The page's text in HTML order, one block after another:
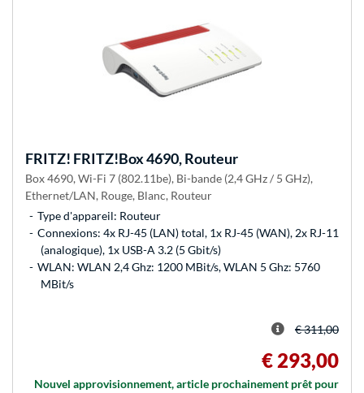
FRITZ! FRITZ!Box 4690, Routeur
Box 4690, Wi-Fi 7 (802.11be), Bi-bande (2,4 GHz / 5 GHz),
Ethernet/LAN, Rouge, Blanc, Routeur
Type d'appareil: Routeur
Connexions: 4x RJ-45 (LAN) total, 1x RJ-45 (WAN), 2x RJ-11
(analogique), 1x USB-A 3.2 (5 Gbit/s)
WLAN: WLAN 2,4 Ghz: 1200 MBit/s, WLAN 5 Ghz: 5760
MBit/s
€ 311,00
€ 293,00
Nouvel approvisionnement, article prochainement prêt pour